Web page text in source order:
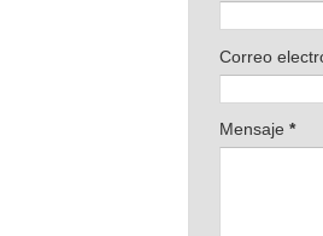
Correo
Mensaje *